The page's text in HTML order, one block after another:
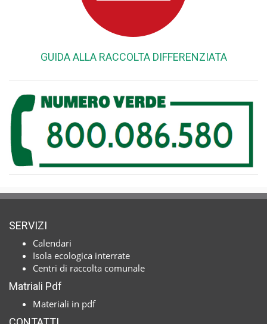
GUIDA ALLA RACCOLTA DIFFERENZIATA
SERVIZI
Calendari
Isola ecologica interrate
Centri di raccolta comunale
Matriali Pdf
Materiali in pdf